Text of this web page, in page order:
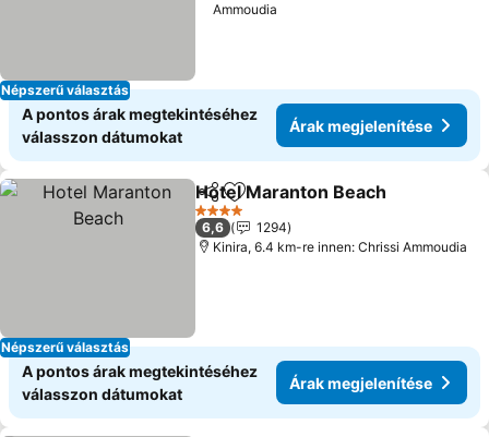
Népszerű választás
Ammoudia
A pontos árak megtekintéséhez
válasszon dátumokat
Árak megjelenítése
Népszerű választás
Megosztás
Hozzáadás a kedvencekhez
Hotel Maranton Beach
4 Kategória
6,6
1294
Kinira, 6.4 km-re innen: Chrissi Ammoudia
A pontos árak megtekintéséhez
válasszon dátumokat
Árak megjelenítése